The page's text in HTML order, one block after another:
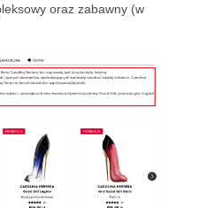
oraz zabawny (w